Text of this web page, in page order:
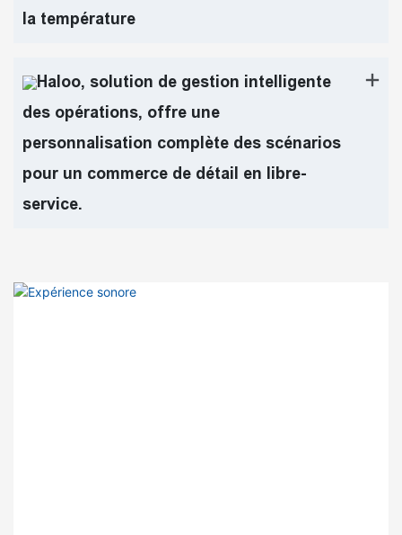
la température
Haloo, solution de gestion intelligente
des opérations, offre une
personnalisation complète des scénarios
pour un commerce de détail en libre-
service.